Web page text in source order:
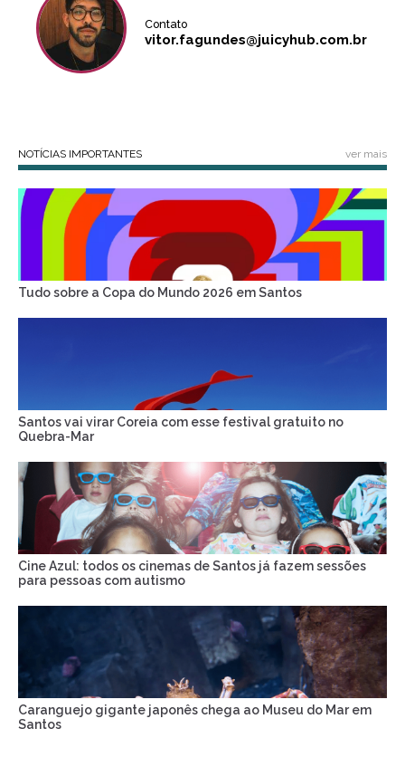
Contato
vitor.fagundes@juicyhub.com.br
NOTÍCIAS IMPORTANTES ver mais
Tudo sobre a Copa do Mundo 2026 em Santos
Santos vai virar Coreia com esse festival gratuito no
Quebra-Mar
Cine Azul: todos os cinemas de Santos já fazem sessões
para pessoas com autismo
Caranguejo gigante japonês chega ao Museu do Mar em
Santos